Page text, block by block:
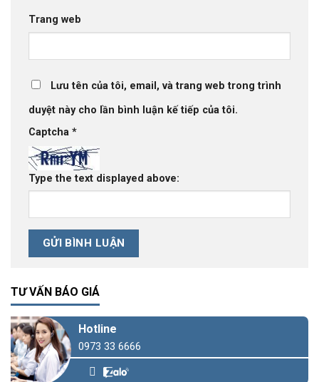
Trang web
Lưu tên của tôi, email, và trang web trong trình
duyệt này cho lần bình luận kế tiếp của tôi.
Captcha *
Type the text displayed above:
TƯ VẤN BÁO GIÁ
Hotline
0973 33 6666